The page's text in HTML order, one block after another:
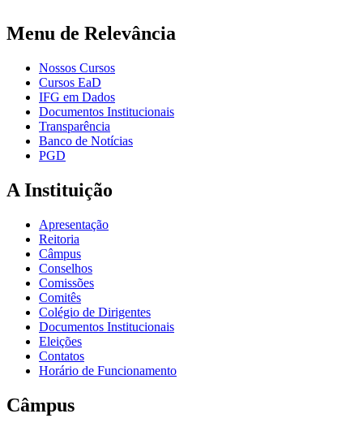
Menu de Relevância
Nossos Cursos
Cursos EaD
IFG em Dados
Documentos Institucionais
Transparência
Banco de Notícias
PGD
A Instituição
Apresentação
Reitoria
Câmpus
Conselhos
Comissões
Comitês
Colégio de Dirigentes
Documentos Institucionais
Eleições
Contatos
Horário de Funcionamento
Câmpus